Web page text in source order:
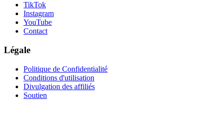
TikTok
Instagram
YouTube
Contact
Légale
Politique de Confidentialité
Conditions d'utilisation
Divulgation des affiliés
Soutien